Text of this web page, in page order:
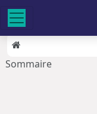
Sommaire